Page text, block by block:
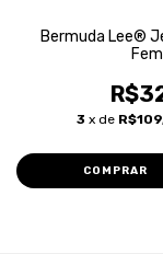
Bermuda Lee®
3 x de
COMPRAR